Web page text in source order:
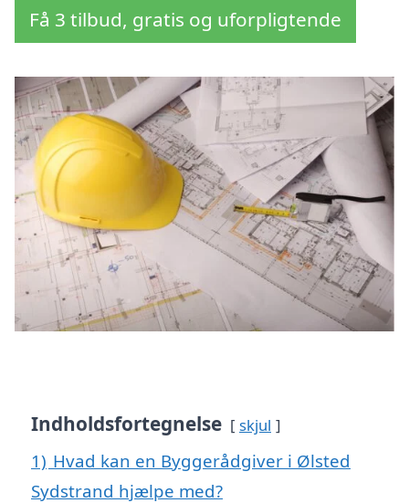
Få 3 tilbud, gratis og uforpligtende
Indholdsfortegnelse skjul
1) Hvad kan en Byggerådgiver i Ølsted
Sydstrand hjælpe med?